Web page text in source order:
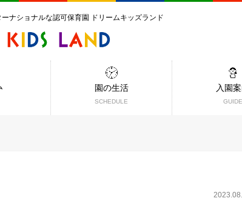
ナショナルな認可保育園 ドリームキッズランド
園の生活
SCHEDULE
入園
GUIDE